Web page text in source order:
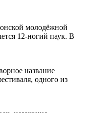
молодёжной
12-ногий паук. В
название
одного из